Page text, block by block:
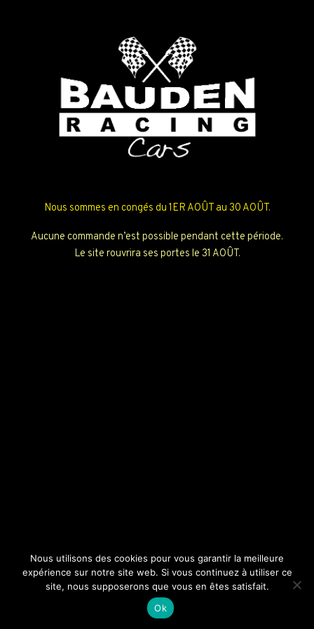
Nous sommes en congés du 1ER AOÛT au 30 AOÛT.
Aucune commande n’est possible pendant cette période.
Le site rouvrira ses portes le 31 AOÛT.
Nous utilisons des cookies pour vous garantir la meilleure
expérience sur notre site web. Si vous continuez à utiliser ce
site, nous supposerons que vous en êtes satisfait.
Ok